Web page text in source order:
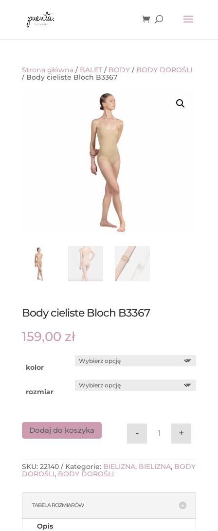
Strona główna / BALET/ BODY/ BODY DOROŚLI
/ Body cieliste Bloch B3367
Body cieliste Bloch B3367
159,00 zł
kolor
rozmiar
ilość Body
- +
Dodaj do koszyka
SKU: 22140 Kategorie: BIELIZNA, BIELIZNA, BODY
DOROŚLI, BODY DOROŚLI
TABELA ROZMIARÓW
Opis